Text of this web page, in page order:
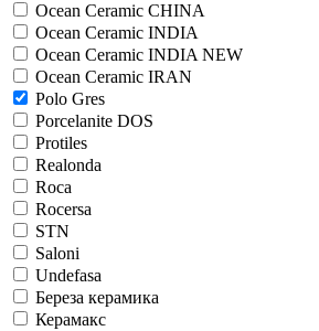
Ocean Ceramic CHINA
Ocean Ceramic INDIA
Ocean Ceramic INDIA NEW
Ocean Ceramic IRAN
Polo Gres
Porcelanite DOS
Protiles
Realonda
Roca
Rocersa
STN
Saloni
Undefasa
Береза керамика
Керамакс